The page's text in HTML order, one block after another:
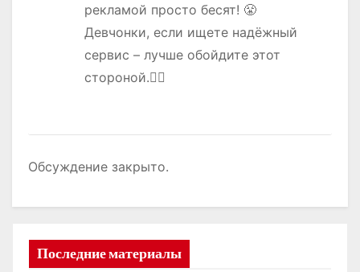
рекламой просто бесят! 😤
Девчонки, если ищете надёжный
сервис – лучше обойдите этот
стороной.👎🏻
Обсуждение закрыто.
Последние материалы